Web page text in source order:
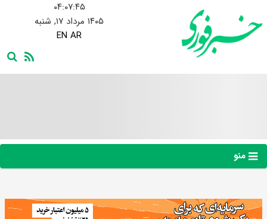
۰۴:۰۷:۴۵
۱۴۰۵ مرداد ۱۷, شنبه
EN AR
منو